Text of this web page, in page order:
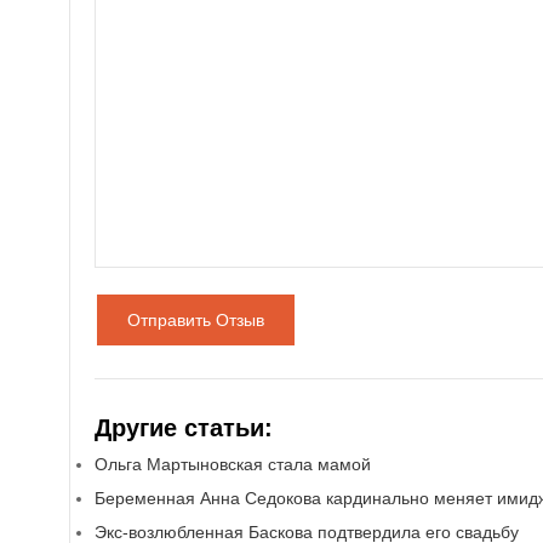
Отправить Отзыв
Другие статьи:
Ольга Мартыновская стала мамой
Беременная Анна Седокова кардинально меняет
Экс-возлюбленная Баскова подтвердила его свадьбу